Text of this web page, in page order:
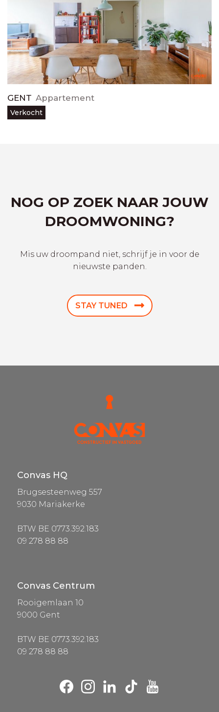
GENT Appartement
Verkocht
NOG OP ZOEK NAAR JOUW
DROOMWONING?
Mis uw droompand niet, schrijf je in voor de
nieuwste panden.
STAY TUNED
Convas HQ
Brugsesteenweg 557
9030 Mariakerke
BTW BE 0773.392.183
09 278 88 88
Convas Centrum
Rooigemlaan 10
9000 Gent
BTW BE 0773.392.183
09 278 88 88